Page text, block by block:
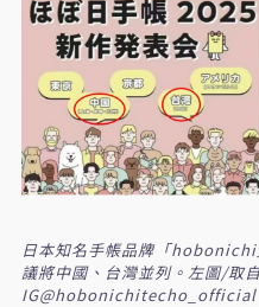
日本知名手帳品牌「
議將中國、台灣並列。左圖/取
IG@hobonichitecho_official